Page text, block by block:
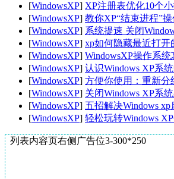
[WindowsXP] XP注册表优化10个
[WindowsXP] 教你XP“结束进程”
[WindowsXP] 系统提速 关闭
[WindowsXP] xp如何隐藏最近打开
[WindowsXP] WindowsXP操作系统
[WindowsXP] 认识Windows XP系
[WindowsXP] 方便你使用：重新分
[WindowsXP] 关闭Windows XP系
[WindowsXP] 五招解决Windows xp
[WindowsXP] 轻松玩转Windows
列表内容页右侧广告位3-300*250